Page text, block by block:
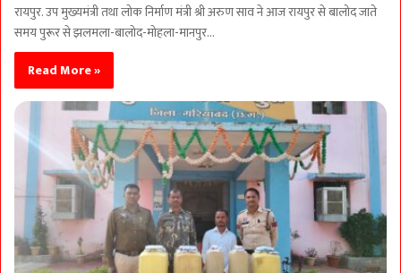
रायपुर. उप मुख्यमंत्री तथा लोक निर्माण मंत्री श्री अरुण साव ने आज रायपुर से बालोद जाते
समय पुरूर से झलमला-बालोद-मोहला-मानपुर…
Read More »